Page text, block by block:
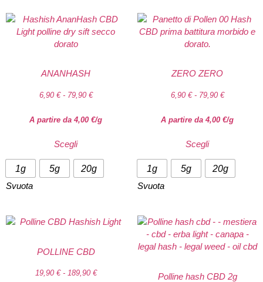
ANANHASH
6,90 € - 79,90 €
A partire da 4,00 €/g
Scegli
1g 5g
20g
Svuota
ZERO ZERO
6,90 € - 79,90 €
A partire da 4,00 €/g
Scegli
1g 5g
20g
Svuota
POLLINE CBD
19,90 € - 189,90 € Polline hash CBD 2g